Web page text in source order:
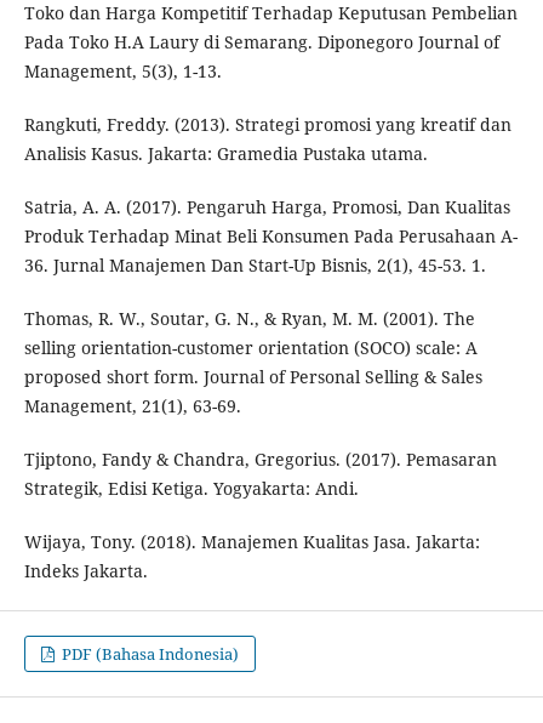
Toko dan Harga Kompetitif Terhadap Keputusan Pembelian
Pada Toko H.A Laury di Semarang. Diponegoro Journal of
Management, 5(3), 1-13.
Rangkuti, Freddy. (2013). Strategi promosi yang kreatif dan
Analisis Kasus. Jakarta: Gramedia Pustaka utama.
Satria, A. A. (2017). Pengaruh Harga, Promosi, Dan Kualitas
Produk Terhadap Minat Beli Konsumen Pada Perusahaan A-
36. Jurnal Manajemen Dan Start-Up Bisnis, 2(1), 45-53. 1.
Thomas, R. W., Soutar, G. N., & Ryan, M. M. (2001). The
selling orientation-customer orientation (SOCO) scale: A
proposed short form. Journal of Personal Selling & Sales
Management, 21(1), 63-69.
Tjiptono, Fandy & Chandra, Gregorius. (2017). Pemasaran
Strategik, Edisi Ketiga. Yogyakarta: Andi.
Wijaya, Tony. (2018). Manajemen Kualitas Jasa. Jakarta:
Indeks Jakarta.
PDF (Bahasa Indonesia)